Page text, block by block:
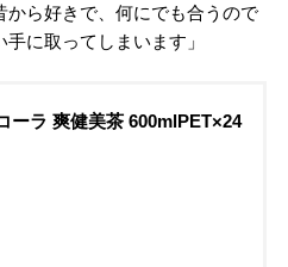
から好きで、何にでも合うので
に取ってしまいます」
ーラ 爽健美茶 600mlPET×24